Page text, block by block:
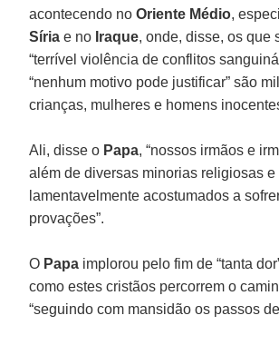
acontecendo noOriente Médio,
Síria e no Iraque, onde, disse, os que
“terrível violência de conflitos
“nenhum motivo pode justificar” são
crianças, mulheres e homens
Ali, disse o Papa, “nossos irmãos e
além de diversas minorias religiosas
lamentavelmente acostumados a
provações”.
O Papa implorou pelo fim de “tanta
como estes cristãos percorrem o
“seguindo com mansidão os passos